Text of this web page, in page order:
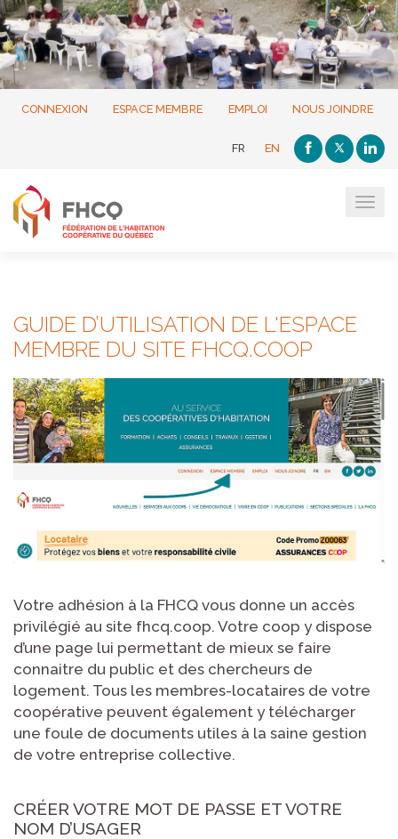
CONNEXION ESPACE MEMBRE EMPLOI NOUS JOINDRE
FR EN
GUIDE D’UTILISATION DE L'ESPACE
MEMBRE DU SITE FHCQ.COOP
Votre adhésion à la FHCQ vous donne un accès
privilégié au site fhcq.coop. Votre coop y dispose
d’une page lui permettant de mieux se faire
connaitre du public et des chercheurs de
logement. Tous les membres-locataires de votre
coopérative peuvent également y télécharger
une foule de documents utiles à la saine gestion
de votre entreprise collective.
CRÉER VOTRE MOT DE PASSE ET VOTRE
NOM D’USAGER